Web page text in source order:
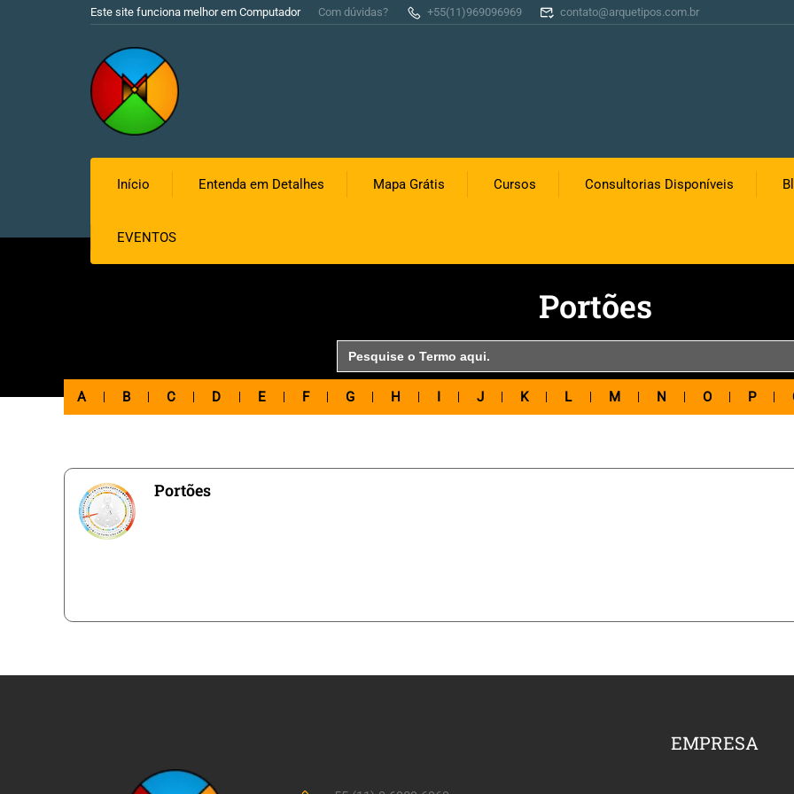
Este site funciona melhor em Computador Com dúvidas? +55(11)969096969 contato@arquetipos.com.br
Início Entenda em Detalhes Mapa Grátis Cursos Consultorias Disponíveis
EVENTOS
Portões
Search
for:
A B C D E F G H I J K L M N O P
Portões
EMPRESA